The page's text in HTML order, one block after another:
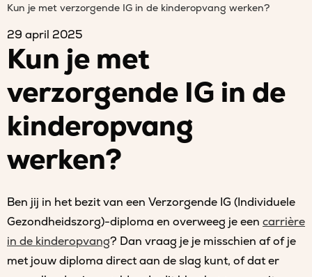
Kun je met verzorgende IG in de kinderopvang werken?
29 april 2025
Kun je met
verzorgende IG in de
kinderopvang
werken?
Ben jij in het bezit van een Verzorgende IG (Individuele
Gezondheidszorg)-diploma en overweeg je een carrière
in de kinderopvang? Dan vraag je je misschien af of je
met jouw diploma direct aan de slag kunt, of dat er